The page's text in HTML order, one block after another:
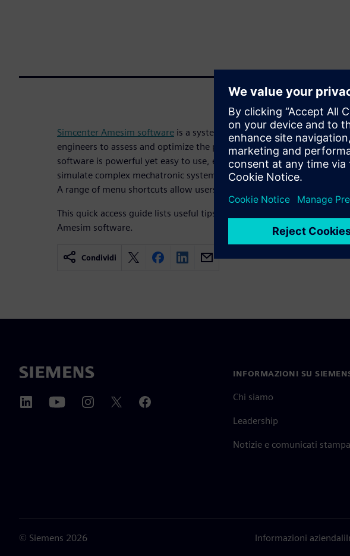
Simcenter Amesim software is a system simulation platform that
engineers to assess and optimize the performance of systems
software is powerful yet easy to use, enabling engineers to quickly
simulate complex mechatronic systems by leveraging validated model
A range of menu shortcuts allow users to be very productive with the
This quick access guide lists useful tips and shortcuts to using Simcenter
Amesim software.
Condividi
INFORMAZIONI SU
Chi siamo
Leadership
Notizie e comunicati stampa
© Siemens 2026 Informazioni aziendali